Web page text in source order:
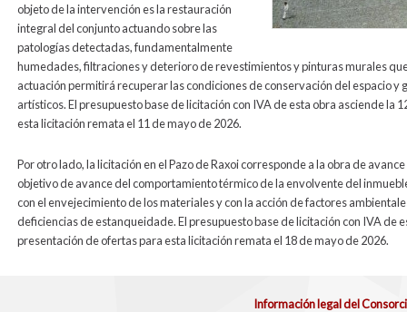
objeto de la intervención es la restauración
integral del conjunto actuando sobre las
patologías detectadas, fundamentalmente
humedades, filtraciones y deterioro de revestimientos y pinturas murales
actuación permitirá recuperar las condiciones de conservación del espacio
artísticos. El presupuesto base de licitación con IVA de esta obra asciende la
esta licitación remata el 11 de mayo de 2026.
Por otro lado, la licitación en el Pazo de Raxoi corresponde a la obra de
objetivo de avance del comportamiento térmico de la envolvente del
con el envejecimiento de los materiales y con la acción de factores
deficiencias de estanqueidade. El presupuesto base de licitación con IVA de
presentación de ofertas para esta licitación remata el 18 de mayo de 2026.
Información legal del